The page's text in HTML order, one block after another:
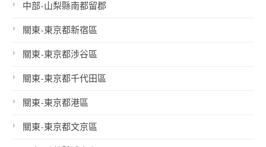
中部-山梨縣南都留郡
關東-東京都新宿區
關東-東京都涉谷區
關東-東京都千代田區
關東-東京都港區
關東-東京都文京區